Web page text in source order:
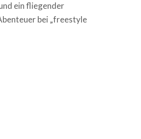
ein fliegender
bei „freestyle